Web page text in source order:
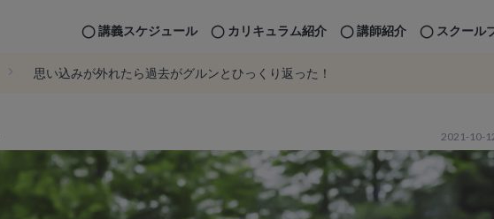
スクール
講師紹介
カリキュラム紹介
講義スケジュール
思い込みが外れたら過去がグルンとひっくり返った！
2021-10-